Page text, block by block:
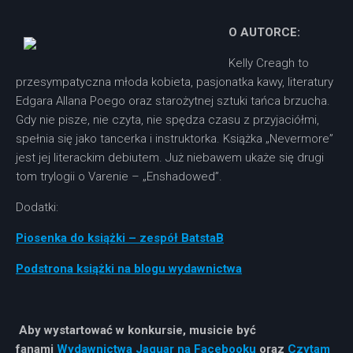
O AUTORCE:
Kelly Creagh to
przesympatyczna młoda kobieta, pasjonatka kawy, literatury
Edgara Allana Poego oraz starożytnej sztuki tańca brzucha.
Gdy nie pisze, nie czyta, nie spędza czasu z przyjaciółmi,
spełnia się jako tancerka i instruktorka. Książka „Nevermore”
jest jej literackim debiutem. Już niebawem ukaże się drugi
tom trylogii o Varenie – „Enshadowed”.
Dodatki:
Piosenka do książki – zespół BatstaB
Podstrona książki na blogu wydawnictwa
Aby wystartować w konkursie, musicie być
fanami Wydawnictwa Jaguar na Facebooku oraz Czytam